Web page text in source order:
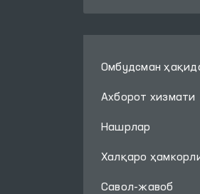
Омбудсман
Ахборот хизмати
Нашрлар
Халқаро
Савол-жавоб